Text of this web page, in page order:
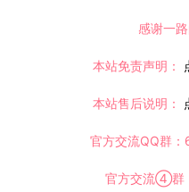
感谢一
本站免责声明：
本站售后说明：
官方交流QQ群
官方交流④群